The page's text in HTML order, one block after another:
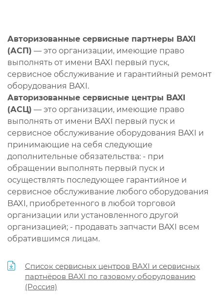
Авторизованные сервисные партнеры BAXI
(АСП) — это организации, имеющие право
выполнять от имени BAXI первый пуск,
сервисное обслуживание и гарантийный ремонт
оборудования BAXI.
Авторизованные сервисные центры BAXI
(АСЦ) — это организации, имеющие право
выполнять от имени BAXI первый пуск и
сервисное обслуживание оборудования BAXI и
принимающие на себя следующие
дополнительные обязательства: - при
обращении выполнять первый пуск и
осуществлять последующее гарантийное и
сервисное обслуживание любого оборудования
BAXI, приобретенного в любой торговой
организации или установленного другой
организацией; - продавать запчасти BAXI всем
обратившимся лицам.
Список сервисных центров BAXI и сервисных
партнёров BAXI по газовому оборудованию
(Россия)